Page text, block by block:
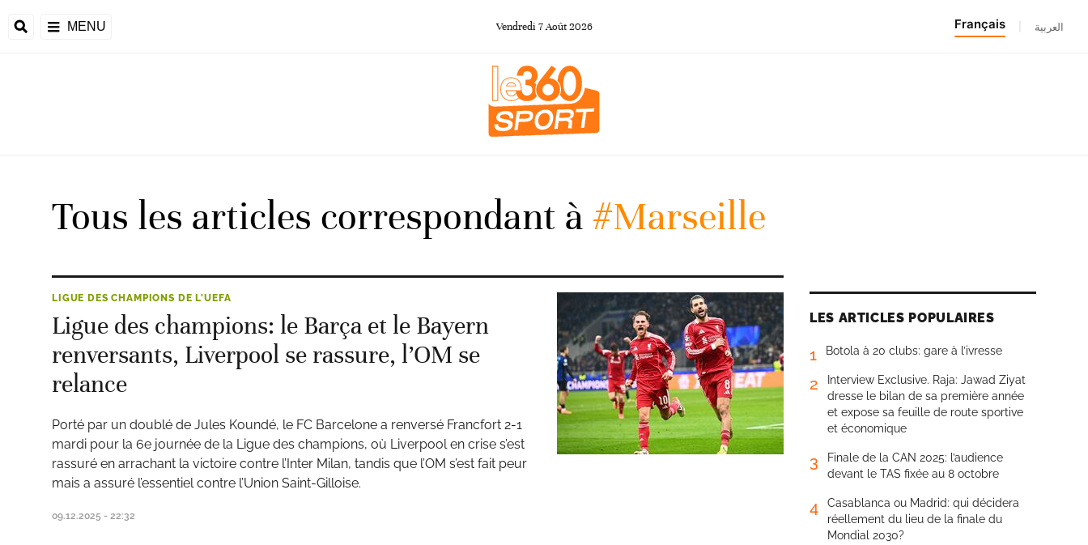
MENU Vendredi 7Août 2026 Français العربية
Tous les articles correspondant à #Marseille
LIGUE DES CHAMPIONS DE L'UEFA
Ligue des champions: le Barça et le Bayern
renversants, Liverpool se rassure, l’OM se
relance
Porté par un doublé de Jules Koundé, le FC Barcelone a renversé Francfort 2-1
mardi pour la 6e journée de la Ligue des champions, où Liverpool en crise s’est
rassuré en arrachant la victoire contre l’Inter Milan, tandis que l’OM s’est fait peur
mais a assuré l’essentiel contre l’Union Saint-Gilloise.
09.12.2025 - 22:32
LES ARTICLES POPULAIRES
1 Botola à 20 clubs: gare à l’ivresse
2
Interview Exclusive. Raja: Jawad Ziyat
dresse le bilan de sa première année
et expose sa feuille de route sportive
et économique
3
Finale de la CAN 2025: l’audience
devant le TAS fixée au 8 octobre
4
Casablanca ou Madrid: qui décidera
réellement du lieu de la finale du
Mondial 2030?